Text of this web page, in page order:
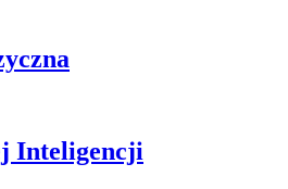
Inteligencji